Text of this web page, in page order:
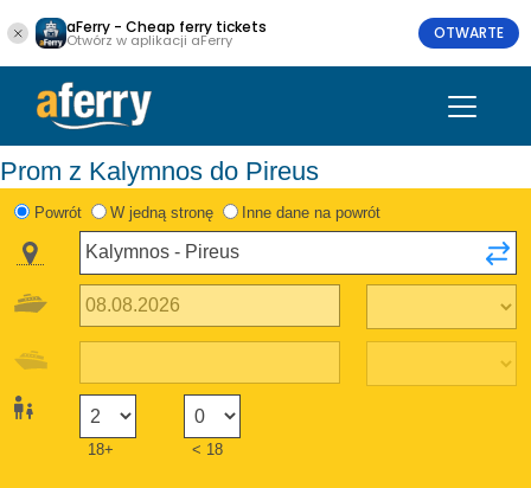
aFerry - Cheap ferry tickets
Otwórz w aplikacji aFerry OTWARTE
Prom z Kalymnos do Pireus
Powrót W jedną stronę Inne dane na powrót
18+ < 18